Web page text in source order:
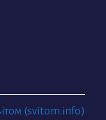
(svitom.info)